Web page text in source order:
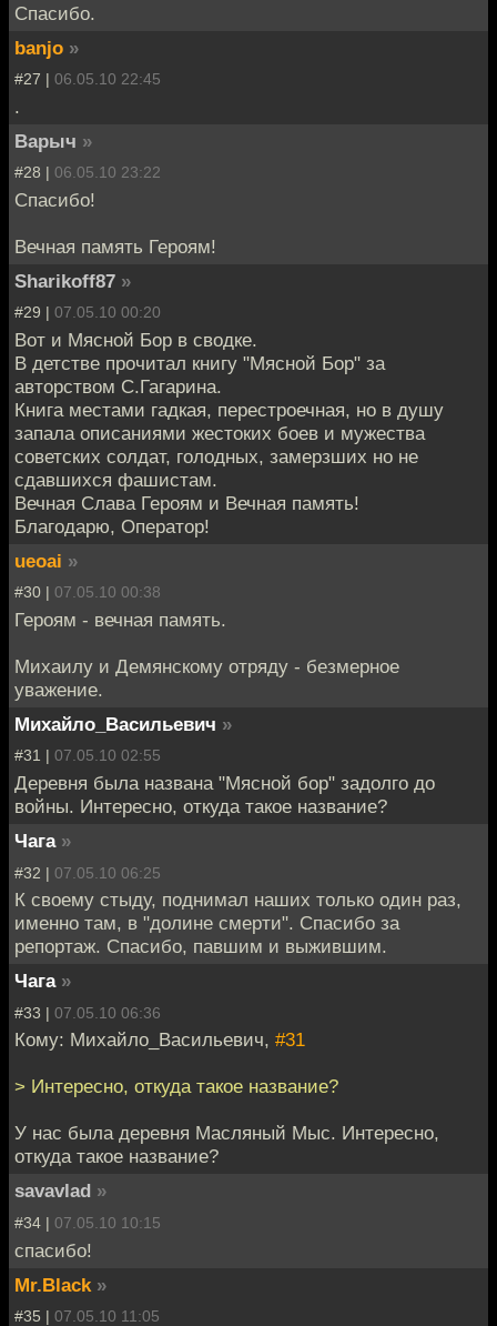
Спасибо.
banjo »
#27 | 06.05.10 22:45
.
Варыч »
#28 | 06.05.10 23:22
Спасибо!
Вечная память Героям!
Sharikoff87 »
#29 | 07.05.10 00:20
Вот и Мясной Бор в сводке.
В детстве прочитал книгу "Мясной Бор" за
авторством С.Гагарина.
Книга местами гадкая, перестроечная, но в душу
запала описаниями жестоких боев и мужества
советских солдат, голодных, замерзших но не
сдавшихся фашистам.
Вечная Слава Героям и Вечная память!
Благодарю, Оператор!
ueoai »
#30 | 07.05.10 00:38
Героям - вечная память.
Михаилу и Демянскому отряду - безмерное
уважение.
Михайло_Васильевич »
#31 | 07.05.10 02:55
Деревня была названа "Мясной бор" задолго до
войны. Интересно, откуда такое название?
Чага »
#32 | 07.05.10 06:25
К своему стыду, поднимал наших только один раз,
именно там, в "долине смерти". Спасибо за
репортаж. Спасибо, павшим и выжившим.
Чага »
#33 | 07.05.10 06:36
Кому: Михайло_Васильевич, #31
> Интересно, откуда такое название?
У нас была деревня Масляный Мыс. Интересно,
откуда такое название?
savavlad »
#34 | 07.05.10 10:15
спасибо!
Mr.Black »
#35 | 07.05.10 11:05